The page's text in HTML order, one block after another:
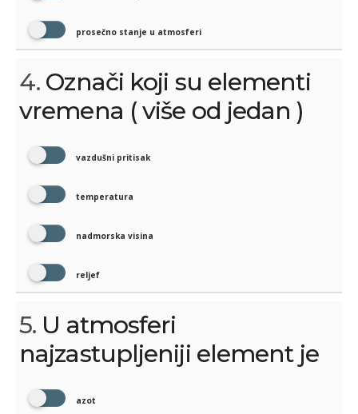
prosečno stanje u atmosferi
4. Označi koji su elementi
vremena ( više od jedan )
vazdušni pritisak
temperatura
nadmorska visina
reljef
5. U atmosferi
najzastupljeniji element je
azot